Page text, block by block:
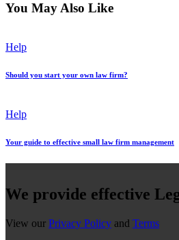
You May Also Like
Help
Should you start your own law firm?
Help
Your guide to effective small law firm management
We provide effective
View our Privacy Policy and Terms